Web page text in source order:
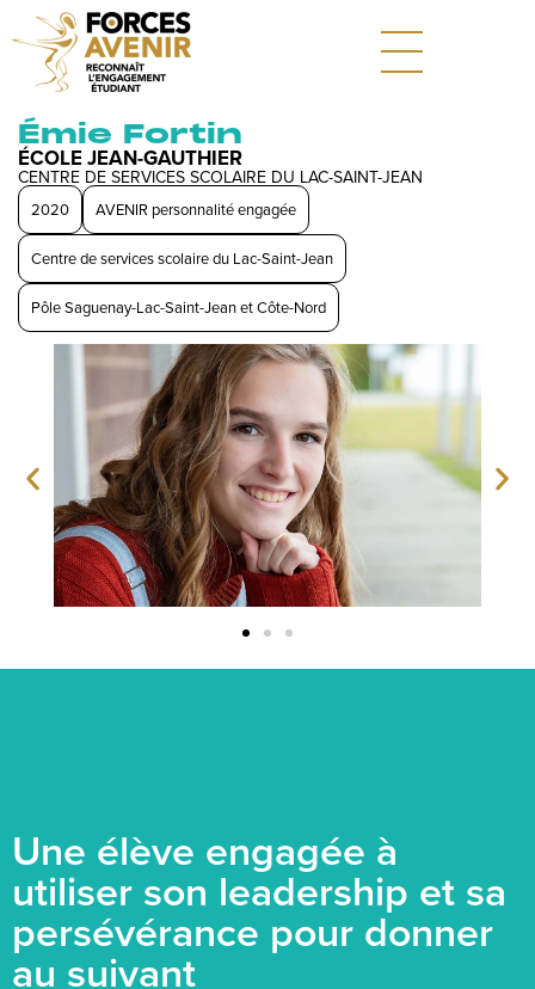
Émie Fortin
ÉCOLE JEAN-GAUTHIER
CENTRE DE SERVICES SCOLAIRE DU LAC-SAINT-JEAN
2020 AVENIR personnalité engagée
Centre de services scolaire du Lac-Saint-Jean
Pôle Saguenay-Lac-Saint-Jean et Côte-Nord
Une élève engagée à
utiliser son leadership et sa
persévérance pour donner
au suivant